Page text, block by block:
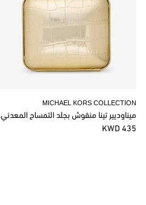
MICHAEL KORS COLLECTION
ميناوديير تينا منقوش بجلد التمساح المعدني
435 KWD